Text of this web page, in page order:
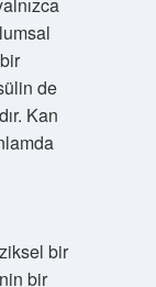
de
Kan
bir
bir